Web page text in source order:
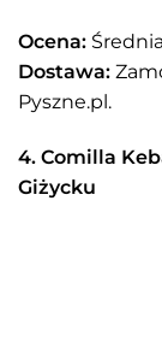
Ocena:
Dostawa:
Pyszne.pl.
4. Comilla
Giżycku